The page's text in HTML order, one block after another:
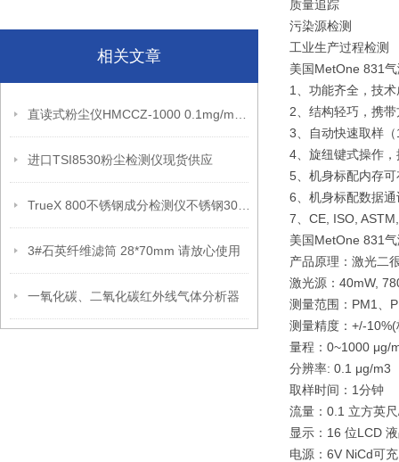
相关文章
进口TSI8530粉尘检测仪现货供应
3#石英纤维滤筒 28*70mm 请放心使用
一氧化碳、二氧化碳红外线气体分析器
质量追踪
污染源检测
工业生产过程检测
美国MetOne 831
1、功能齐全，技
2、结构轻巧，携
3、自动快速取样
4、旋纽键式操作
5、机身标配内存
6、机身标配数据
7、CE, ISO,
美国MetOne 831
产品原理：激光二
激光源：40mW,
测量范围：PM1、
测量精度：+/-
量程：0~1000 μg/
分辨率: 0.1 μg/m3
取样时间：1分钟
流量：0.1 立方英
显示：16 位LCD
电源：6V NiCd可